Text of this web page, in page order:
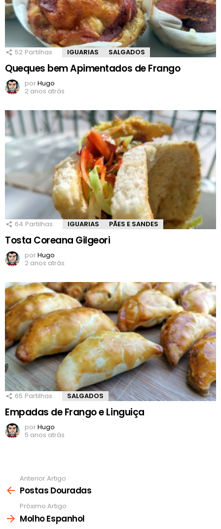
52 Partilhas IGUARIAS SALGADOS
Queques bem Apimentados de Frango
porHugo
2 anos atrás
64 Partilhas IGUARIAS PÃES E SANDES
Tosta Coreana Gilgeori
porHugo
2 anos atrás
65 Partilhas SALGADOS
Empadas de Frango e Linguiça
porHugo
5 anos atrás
mais
Anterior Artigo
Postas Douradas
Próximo Artigo
Molho Espanhol